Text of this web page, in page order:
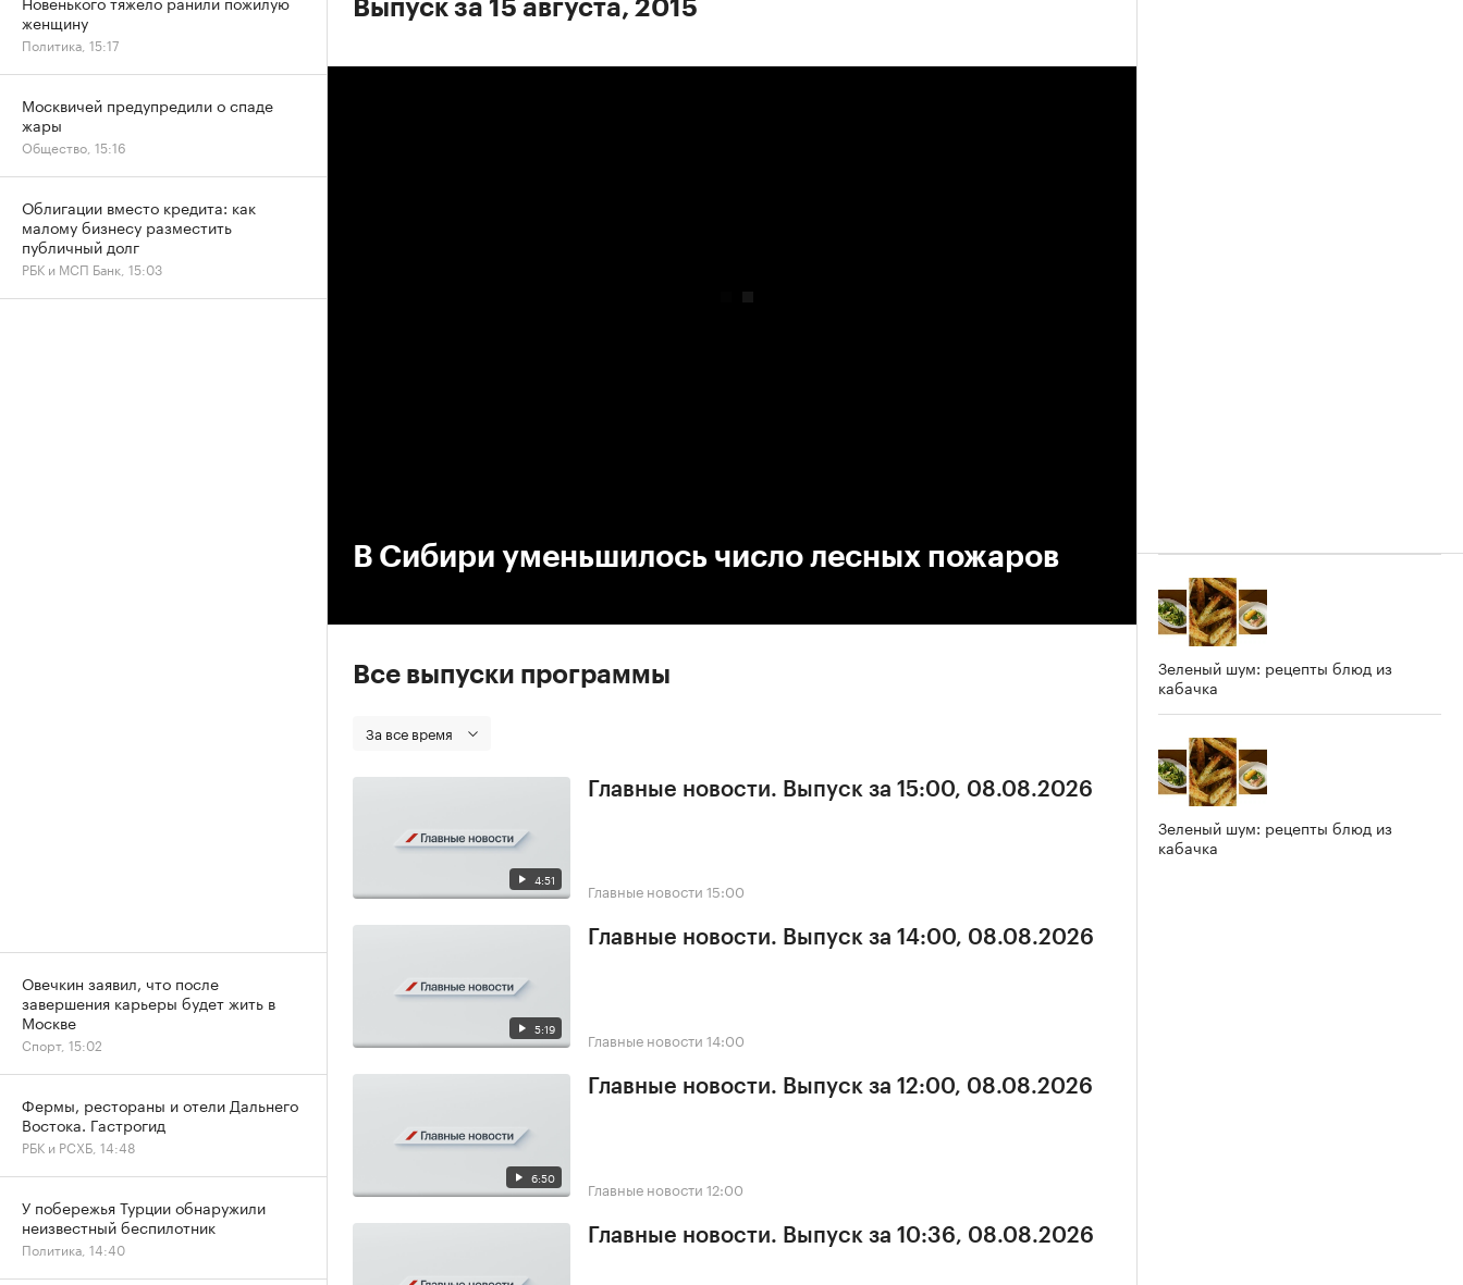
Выпуск за 15 августа, 2015
В Сибири уменьшилось число лесных пожаров
Все выпуски программы
За все время
4:51
Главные новости. Выпуск за 15:00, 08.08.2026
Главные новости 15:00
5:19
Главные новости. Выпуск за 14:00, 08.08.2026
Главные новости 14:00
6:50
Главные новости. Выпуск за 12:00, 08.08.2026
Главные новости 12:00
Главные новости. Выпуск за 10:36, 08.08.2026
Зеленый шум: рецепты блюд из
кабачка
Зеленый шум: рецепты блюд из
кабачка
женщину
Политика, 15:17
Москвичей предупредили о спаде
жары
Общество, 15:16
Облигации вместо кредита: как
малому бизнесу разместить
публичный долг
РБК и МСП Банк, 15:03
Овечкин заявил, что после
завершения карьеры будет жить в
Москве
Спорт, 15:02
Фермы, рестораны и отели Дальнего
Востока. Гастрогид
РБК и РСХБ, 14:48
У побережья Турции обнаружили
неизвестный беспилотник
Политика, 14:40